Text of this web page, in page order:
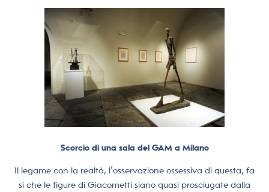
Scorcio di una sala del GAM a Milano
Il legame con la realtà, l’osservazione ossessiva di questa, fa
si che le figure di Giacometti siano quasi prosciugate dalla